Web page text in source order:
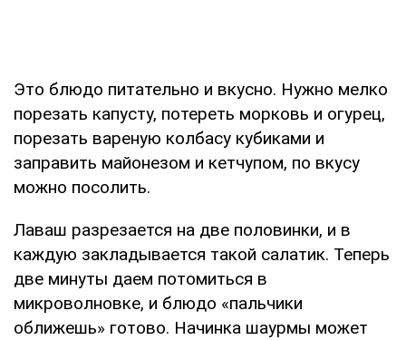
Это блюдо питательно и вкусно. Нужно мелко
порезать капусту, потереть морковь и огурец,
порезать вареную колбасу кубиками и
заправить майонезом и кетчупом, по вкусу
можно посолить.
Лаваш разрезается на две половинки, и в
каждую закладывается такой салатик. Теперь
две минуты даем потомиться в
микроволновке, и блюдо «пальчики
оближешь» готово. Начинка шаурмы может